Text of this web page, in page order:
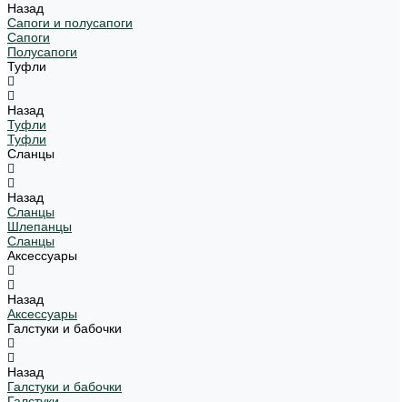
Назад
Сапоги и полусапоги
Сапоги
Полусапоги
Туфли
Назад
Туфли
Туфли
Сланцы
Назад
Сланцы
Шлепанцы
Сланцы
Аксессуары
Назад
Аксессуары
Галстуки и бабочки
Назад
Галстуки и бабочки